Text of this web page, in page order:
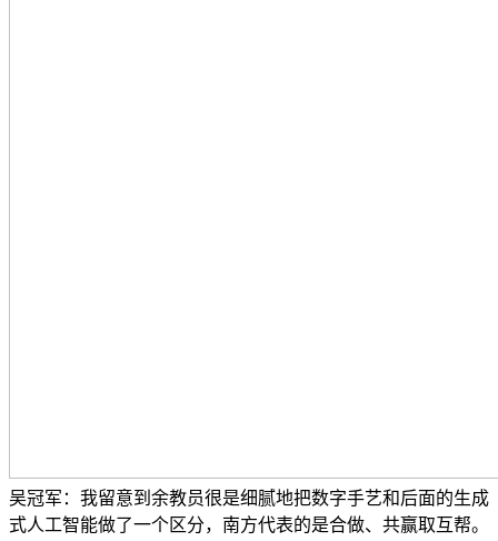
吴冠军：我留意到余教员很是细腻地把数字手艺和后面的生成
式人工智能做了一个区分，南方代表的是合做、共赢取互帮。